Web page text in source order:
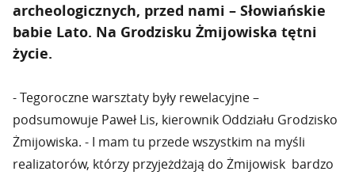
archeologicznych, przed nami – Słowiańskie
babie Lato. Na Grodzisku Żmijowiska tętni
życie.
- Tegoroczne warsztaty były rewelacyjne –
podsumowuje Paweł Lis, kierownik Oddziału Grodzisko
Żmijowiska. - I mam tu przede wszystkim na myśli
realizatorów, którzy przyjeżdżają do Żmijowisk bardzo